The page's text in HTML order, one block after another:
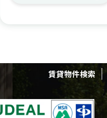
賃貸物件検索